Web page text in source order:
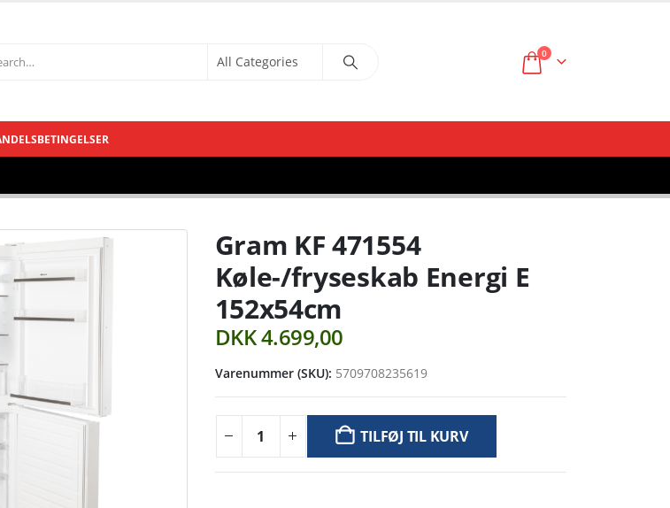
0
Gram KF 471554
Køle-/fryseskab Energi E
152x54cm
DKK4.699,00
Varenummer (SKU): 5709708235619
TILFØJ TIL KURV